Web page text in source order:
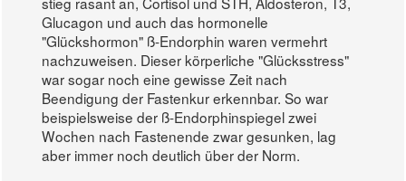
Glucagon und auch das hormonelle
"Glückshormon" ß-Endorphin waren vermehrt
nachzuweisen. Dieser körperliche "Glücksstress"
war sogar noch eine gewisse Zeit nach
Beendigung der Fastenkur erkennbar. So war
beispielsweise der ß-Endorphinspiegel zwei
Wochen nach Fastenende zwar gesunken, lag
aber immer noch deutlich über der Norm.